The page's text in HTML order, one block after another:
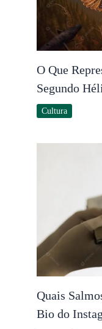
O Que
Segundo
Cultura
Quais
Bio do